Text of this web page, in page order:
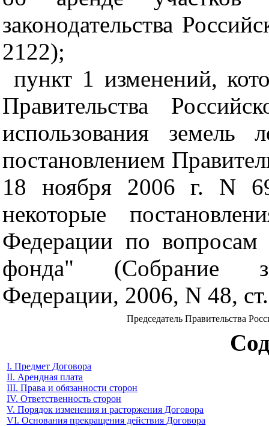
законодательства
2122);
пункт 1 изменений,
Правительства
использования земель
постановлением
18 ноября 2006 г. N
некоторые
Федерации по вопросам
фонда" (Собрание
Федерации, 2006, N 48,
Председатель Правительства
I. Предмет Договора
II. Арендная плата
III. Права и обязанности сторон
IV. Ответственность сторон
V. Порядок изменения и расторжения Договора
VI. Основания прекращения действия Договора